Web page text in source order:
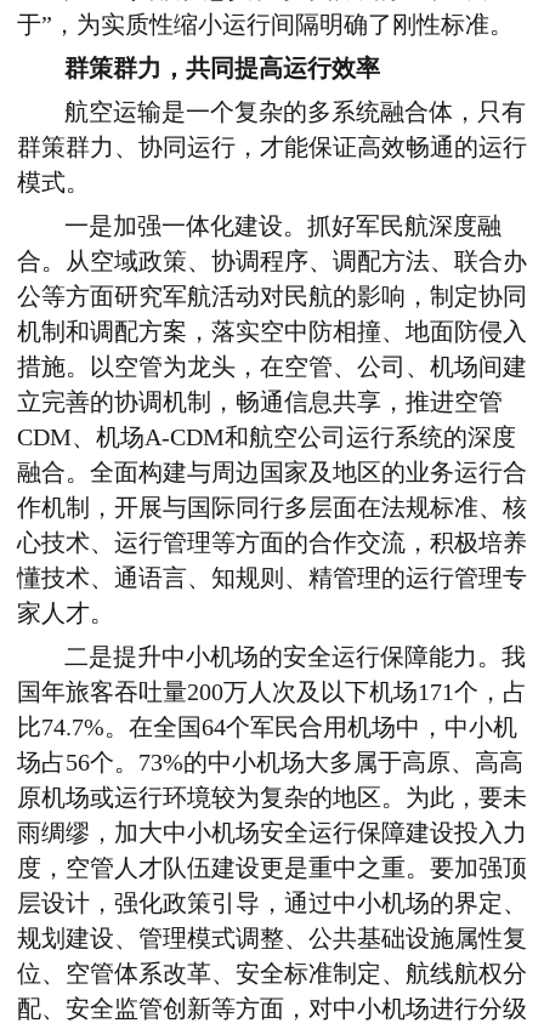
于”，为实质性缩小运行间隔明确了刚性标准。
群策群力，共同提高运行效率
航空运输是一个复杂的多系统融合体，只有
群策群力、协同运行，才能保证高效畅通的运行
模式。
一是加强一体化建设。抓好军民航深度融
合。从空域政策、协调程序、调配方法、联合办
公等方面研究军航活动对民航的影响，制定协同
机制和调配方案，落实空中防相撞、地面防侵入
措施。以空管为龙头，在空管、公司、机场间建
立完善的协调机制，畅通信息共享，推进空管
CDM、机场A-CDM和航空公司运行系统的深度
融合。全面构建与周边国家及地区的业务运行合
作机制，开展与国际同行多层面在法规标准、核
心技术、运行管理等方面的合作交流，积极培养
懂技术、通语言、知规则、精管理的运行管理专
家人才。
二是提升中小机场的安全运行保障能力。我
国年旅客吞吐量200万人次及以下机场171个，占
比74.7%。在全国64个军民合用机场中，中小机
场占56个。73%的中小机场大多属于高原、高高
原机场或运行环境较为复杂的地区。为此，要未
雨绸缪，加大中小机场安全运行保障建设投入力
度，空管人才队伍建设更是重中之重。要加强顶
层设计，强化政策引导，通过中小机场的界定、
规划建设、管理模式调整、公共基础设施属性复
位、空管体系改革、安全标准制定、航线航权分
配、安全监管创新等方面，对中小机场进行分级